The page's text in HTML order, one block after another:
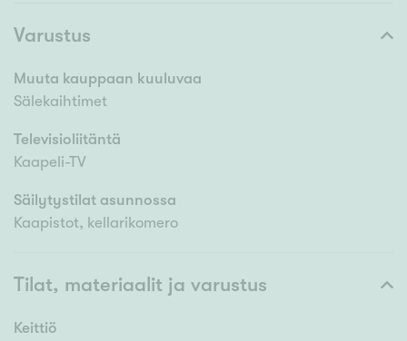
Varustus
Muuta kauppaan kuuluvaa
Sälekaihtimet
Televisioliitäntä
Kaapeli-TV
Säilytystilat asunnossa
Kaapistot, kellarikomero
Tilat, materiaalit ja varustus
Keittiö